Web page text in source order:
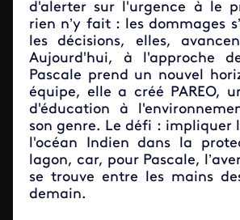
d'alerter sur l'urgence à le
rien n’y fait : les dommages
les décisions, elles,
Aujourd'hui, à l'approche
Pascale prend un nouvel
équipe, elle a créé PAREO,
d'éducation à
son genre. Le défi : impliquer
l'océan Indien dans la
lagon, car, pour Pascale,
se trouve entre les mains
demain.